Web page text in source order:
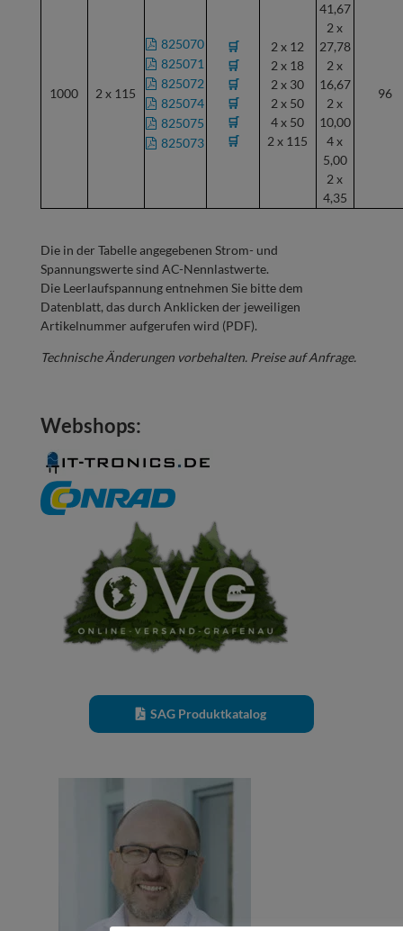
1000 2 x 115
825070
825071
825072
825074
825075
825073
🛒
🛒
🛒
🛒
🛒
🛒
2 x 12
2 x 18
2 x 30
2 x 50
4 x 50
2 x 115
41,67
2 x
27,78
2 x
16,67
2 x
10,00
4 x
5,00
2 x
4,35
96
Die in der Tabelle angegebenen Strom- und
Spannungswerte sind AC-Nennlastwerte.
Die Leerlaufspannung entnehmen Sie bitte dem
Datenblatt, das durch Anklicken der jeweiligen
Artikelnummer aufgerufen wird (PDF).
Technische Änderungen vorbehalten. Preise auf Anfrage.
Webshops:
SAG Produktkatalog